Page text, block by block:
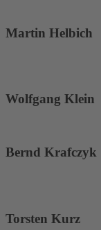
Martin Helbich
Wolfgang Klein
Bernd Krafczyk
Torsten Kurz